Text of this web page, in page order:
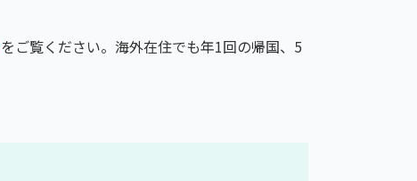
をご覧ください。海外在住でも年1回の帰国、5